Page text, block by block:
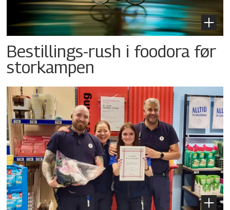
Bestillings-rush i foodora før
storkampen